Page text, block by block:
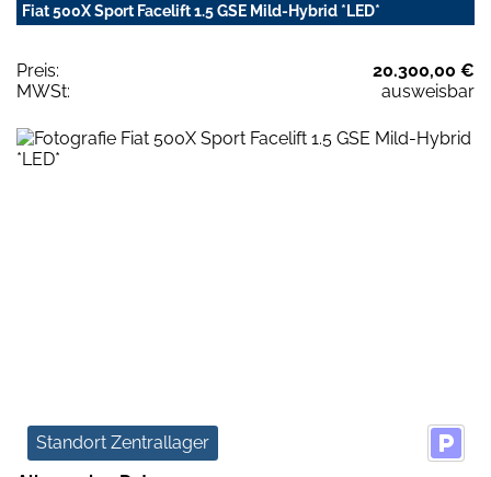
Fiat 500X Sport Facelift 1.5 GSE Mild-Hybrid *LED*
Preis:
20.300,00 €
MWSt:
ausweisbar
Standort Zentrallager